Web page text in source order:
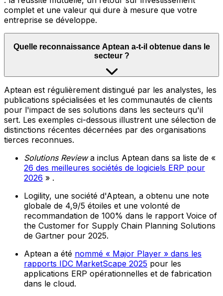
complet et une valeur qui dure à mesure que votre
entreprise se développe.
Quelle reconnaissance Aptean a-t-il obtenue dans le
secteur ?
Aptean est régulièrement distingué par les analystes, les
publications spécialisées et les communautés de clients
pour l'impact de ses solutions dans les secteurs qu'il
sert. Les exemples ci-dessous illustrent une sélection de
distinctions récentes décernées par des organisations
tierces reconnues.
Solutions Reviewa inclus Aptean dans sa liste de «
26 des meilleures sociétés de logiciels ERP pour
2026 » .
Logility, une société d'Aptean, a obtenu une note
globale de 4,9/5 étoiles et une volonté de
recommandation de 100% dans le rapport Voice of
the Customer for Supply Chain Planning Solutions
de Gartner pour 2025.
Aptean a été nommé « Major Player » dans les
rapports IDC MarketScape 2025 pour les
applications ERP opérationnelles et de fabrication
dans le cloud.